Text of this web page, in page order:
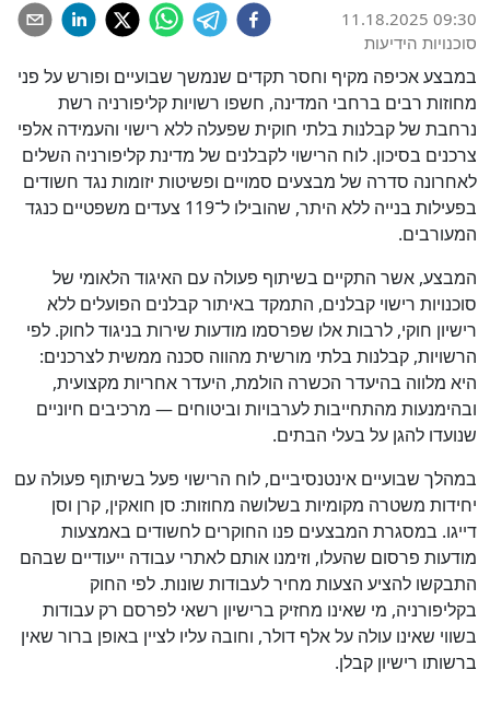
11.18.2025 09:30
סוכנויות הידיעות
במבצע אכיפה מקיף וחסר תקדים שנמשך שבועיים ופורש על פני
מחוזות רבים ברחבי המדינה, חשפו רשויות קליפורניה רשת
נרחבת של קבלנות בלתי חוקית שפעלה ללא רישוי והעמידה אלפי
צרכנים בסיכון. לוח הרישוי לקבלנים של מדינת קליפורניה השלים
לאחרונה סדרה של מבצעים סמויים ופשיטות יזומות נגד חשודים
בפעילות בנייה ללא היתר, שהובילו ל־119 צעדים משפטיים כנגד
המעורבים.
המבצע, אשר התקיים בשיתוף פעולה עם האיגוד הלאומי של
סוכנויות רישוי קבלנים, התמקד באיתור קבלנים הפועלים ללא
רישיון חוקי, לרבות אלו שפרסמו מודעות שירות בניגוד לחוק. לפי
הרשויות, קבלנות בלתי מורשית מהווה סכנה ממשית לצרכנים:
היא מלווה בהיעדר הכשרה הולמת, היעדר אחריות מקצועית,
ובהימנעות מהתחייבות לערבויות וביטוחים — מרכיבים חיוניים
שנועדו להגן על בעלי הבתים.
במהלך שבועיים אינטנסיביים, לוח הרישוי פעל בשיתוף פעולה עם
יחידות משטרה מקומיות בשלושה מחוזות: סן חואקין, קרן וסן
דייגו. במסגרת המבצעים פנו החוקרים לחשודים באמצעות
מודעות פרסום שהעלו, וזימנו אותם לאתרי עבודה ייעודיים שבהם
התבקשו להציע הצעות מחיר לעבודות שונות. לפי החוק
בקליפורניה, מי שאינו מחזיק ברישיון רשאי לפרסם רק עבודות
בשווי שאינו עולה על אלף דולר, וחובה עליו לציין באופן ברור שאין
ברשותו רישיון קבלן.